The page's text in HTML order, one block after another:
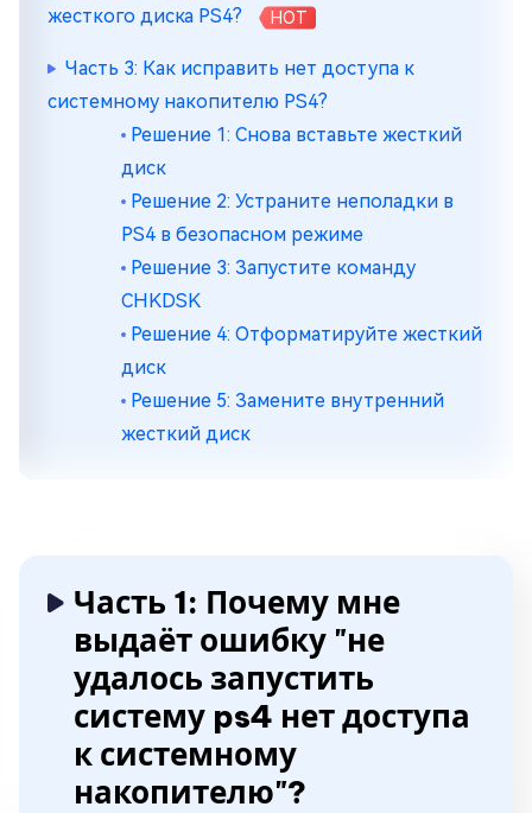
жесткого диска PS4?
HOT
Часть 3: Как исправить нет доступа к
системному накопителю PS4?
Решение 1: Снова вставьте жесткий
диск
Решение 2: Устраните неполадки в
PS4 в безопасном режиме
Решение 3: Запустите команду
CHKDSK
Решение 4: Отформатируйте жесткий
диск
Решение 5: Замените внутренний
жесткий диск
Часть 1: Почему мне
выдаёт ошибку "не
удалось запустить
систему ps4 нет доступа
к системному
накопителю"?